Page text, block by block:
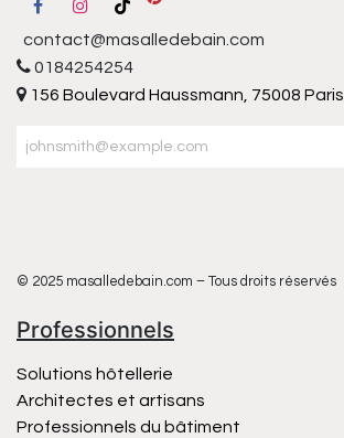
contact@masalledebain.com
0184254254
156 Boulevard Haussmann, 75008 Paris
© 2025 masalledebain.com – Tous droits réservés
Professionnels
Solutions hôtellerie
Architectes et artisans
Professionnels du bâtiment